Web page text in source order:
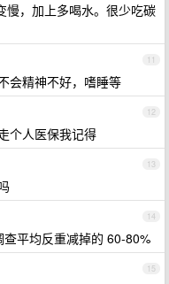
慢，加上多喝水。很少吃碳
11
会精神不好，嗜睡等
12
个人医保我记得
13
14
平均反重减掉的 60-80%
15